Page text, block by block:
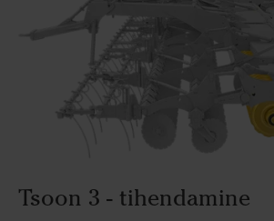
Tsoon 3 - tihendamine